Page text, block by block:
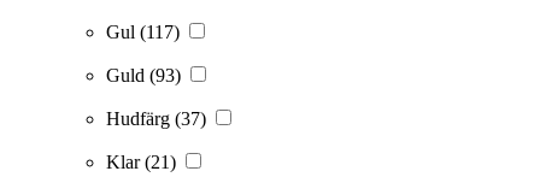
Gul (117)
Guld (93)
Hudfärg (37)
Klar(21)